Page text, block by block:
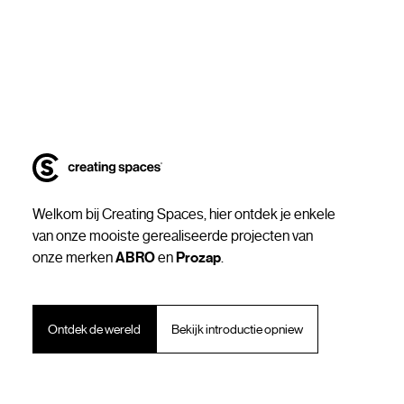
i
Welkom bij Creating Spaces, hier ontdek je enkele
van onze mooiste gerealiseerde projecten van
onze merkenABROenProzap.
Ontdek de wereld Bekijk introductie opniew